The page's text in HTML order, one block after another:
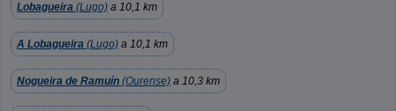
Lobagueira (Lugo) a 10,1 km
A Lobagueira (Lugo) a 10,1 km
Nogueira de Ramuín (Ourense) a 10,3 km